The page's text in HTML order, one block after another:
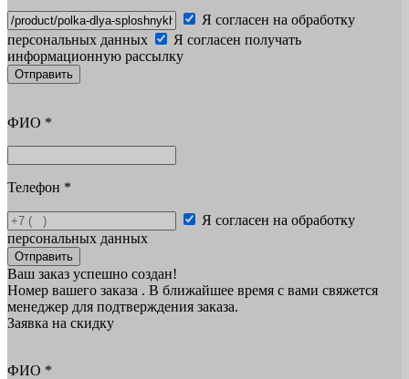
Я согласен на обработку
персональных данных
Я согласен получать
информационную рассылку
Отправить
ФИО *
Телефон *
Я согласен на обработку
персональных данных
Отправить
Ваш заказ успешно создан!
Номер вашего заказа . В ближайшее время с вами свяжется
менеджер для подтверждения заказа.
Заявка на скидку
ФИО *